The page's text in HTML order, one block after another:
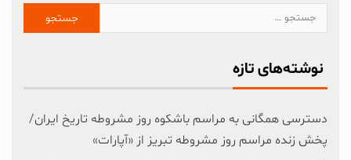
نوشته‌های تازه
دسترسی همگانی به مراسم باشکوه روز مشروطه تاریخ ایران/
پخش زنده مراسم روز مشروطه تبریز از «آپارات»